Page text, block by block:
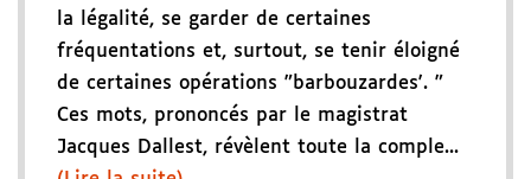
la légalité, se garder de certaines
fréquentations et, surtout, se tenir éloigné
de certaines opérations "barbouzardes'. "
Ces mots, prononcés par le magistrat
Jacques Dallest, révèlent toute la comple...